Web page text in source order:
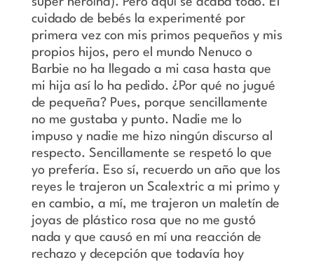
cuidado de bebés la experimenté por
primera vez con mis primos pequeños y mis
propios hijos, pero el mundo Nenuco o
Barbie no ha llegado a mi casa hasta que
mi hija así lo ha pedido. ¿Por qué no jugué
de pequeña? Pues, porque sencillamente
no me gustaba y punto. Nadie me lo
impuso y nadie me hizo ningún discurso al
respecto. Sencillamente se respetó lo que
yo prefería. Eso sí, recuerdo un año que los
reyes le trajeron un Scalextric a mi primo y
en cambio, a mí, me trajeron un maletín de
joyas de plástico rosa que no me gustó
nada y que causó en mí una reacción de
rechazo y decepción que todavía hoy